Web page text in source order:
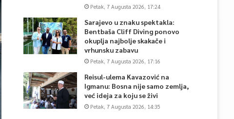
Petak, 7 Augusta 2026, 17:24
Sarajevo u znaku spektakla:
Bentbaša Cliff Diving ponovo
okuplja najbolje skakače i
vrhunsku zabavu
Petak, 7 Augusta 2026, 17:16
Reisul-ulema Kavazović na
Igmanu: Bosna nije samo zemlja,
već ideja za koju se živi
Petak, 7 Augusta 2026, 14:35